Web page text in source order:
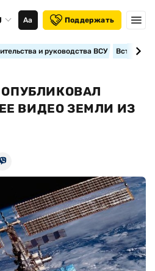
Аа Поддержать
и руководства ВСУ
ОПУБЛИКОВАЛ
ВИДЕО ЗЕМЛИ ИЗ